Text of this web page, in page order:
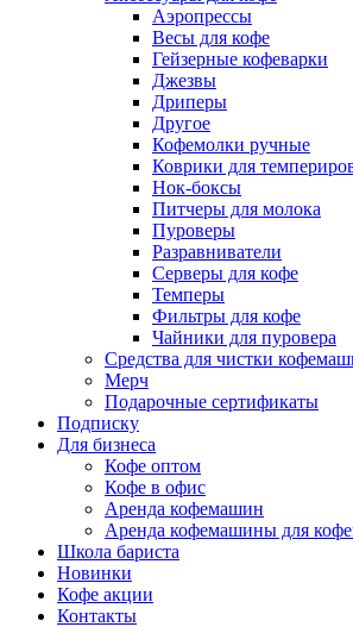
Аэропрессы
Весы для кофе
Гейзерные кофеварки
Джезвы
Дриперы
Другое
Кофемолки ручные
Коврики для
Нок-боксы
Питчеры для молока
Пуроверы
Разравниватели
Серверы для кофе
Темперы
Фильтры для кофе
Чайники для пуровера
Средства для чистки
Мерч
Подарочные сертификаты
Подписку
Для бизнеса
Кофе оптом
Кофе в офис
Аренда кофемашин
Аренда кофемашины для
Школа бариста
Новинки
Кофе акции
Контакты